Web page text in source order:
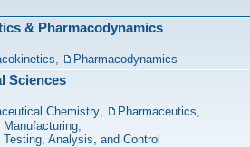
& Pharmacodynamics
, Pharmacodynamics
Sciences
Chemistry, Pharmaceutics,
Manufacturing,
Analysis, and Control